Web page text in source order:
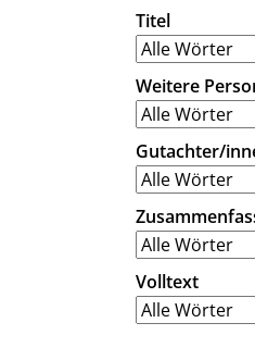
Titel
Weitere
Gutachter/
Volltext